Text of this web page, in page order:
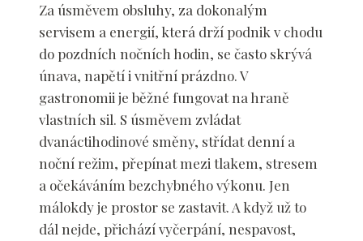
Za úsměvem obsluhy, za dokonalým
servisem a energií, která drží podnik v chodu
do pozdních nočních hodin, se často skrývá
únava, napětí i vnitřní prázdno. V
gastronomii je běžné fungovat na hraně
vlastních sil. S úsměvem zvládat
dvanáctihodinové směny, střídat denní a
noční režim, přepínat mezi tlakem, stresem
a očekáváním bezchybného výkonu. Jen
málokdy je prostor se zastavit. A když už to
dál nejde, přichází vyčerpání, nespavost,